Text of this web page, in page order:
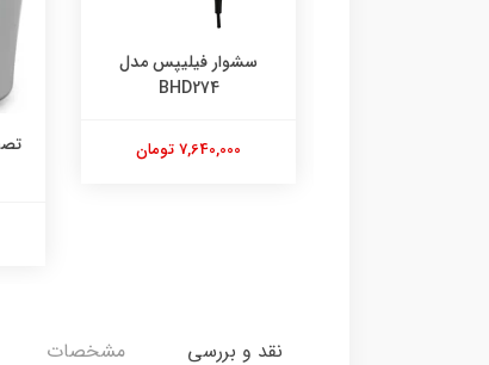
تصفیه هوا فیلیپس مدل
نقد و بررسی مشخصات